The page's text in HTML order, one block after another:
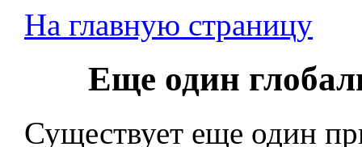
На главную страницу
Еще один
Существует еще один